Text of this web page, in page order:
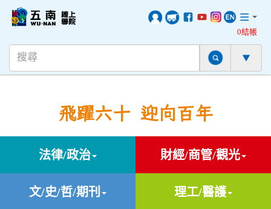
0結帳
飛躍六十 迎向百年
法律/政治 財經/商管/觀光
文/史/哲/期刊 理工/醫護